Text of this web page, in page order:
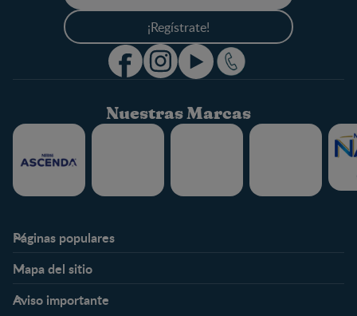
¡Regístrate!
Nuestras Marcas
Páginas populares
Expertos en Nutrición
Preguntas Frecuentes
Mapa del sitio
Preconcepción
Aviso importante